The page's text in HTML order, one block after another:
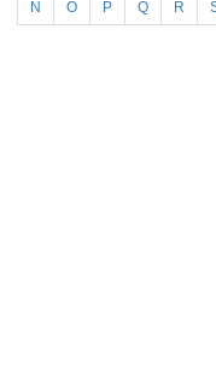
N O P Q R